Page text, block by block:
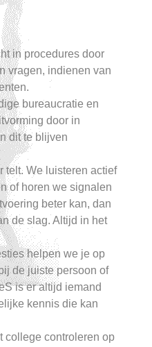
in procedures door
vragen, indienen van
bureaucratie en
door in
dit te blijven
telt. We luisteren actief
of horen we signalen
beter kan, dan
de slag. Altijd in het
helpen we je op
de juiste persoon of
is er altijd iemand
kennis die kan
college controleren op